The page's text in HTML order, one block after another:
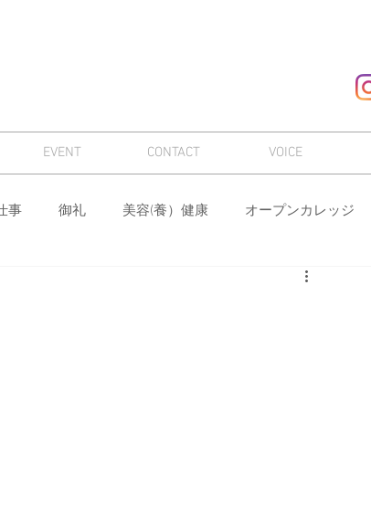
EVENT CONTACT VOICE
事 御礼 美容(養）健康 オープンカレッジ